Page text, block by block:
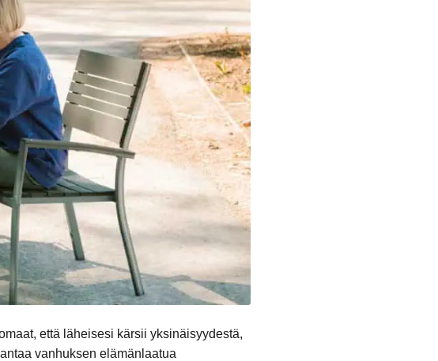
että läheisesi kärsii yksinäisyydestä,
vanhuksen elämänlaatua